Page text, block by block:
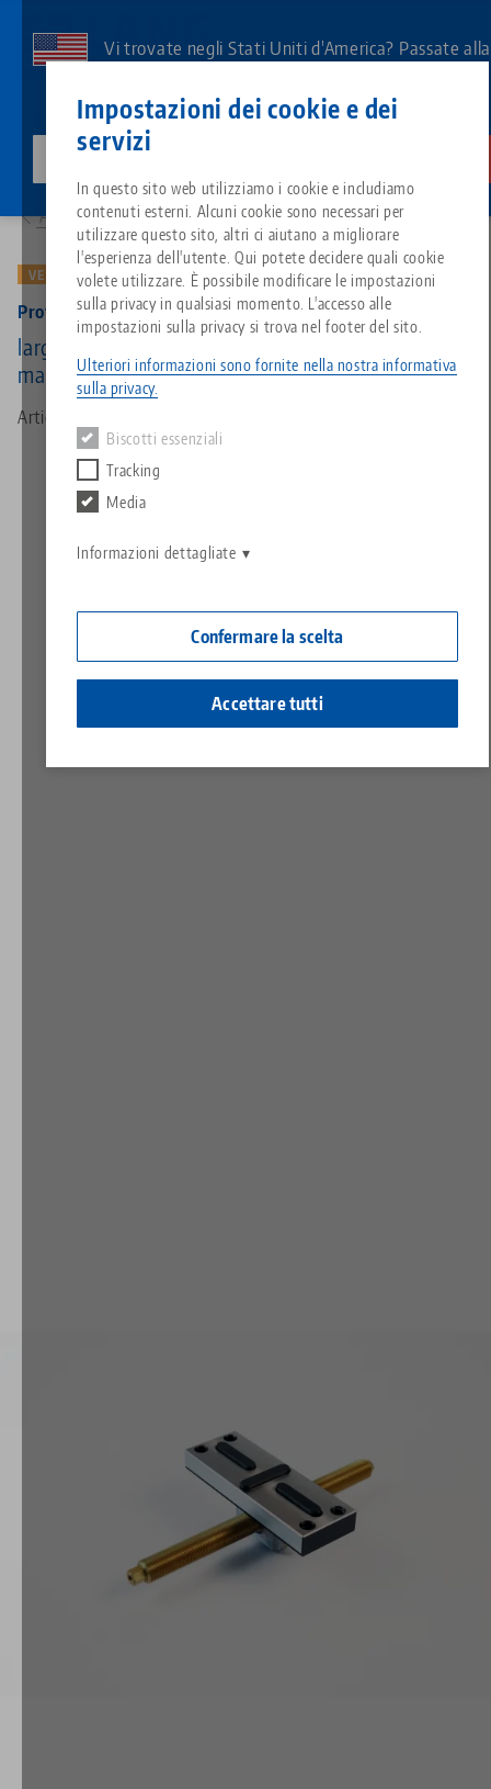
Impostazioni dei cookie e dei
servizi
In questo sito web utilizziamo i cookie e includiamo
contenuti esterni. Alcuni cookie sono necessari per
utilizzare questo sito, altri ci aiutano a migliorare
l'esperienza dell'utente. Qui potete decidere quali cookie
volete utilizzare. È possibile modificare le impostazioni
sulla privacy in qualsiasi momento. L'accesso alle
impostazioni sulla privacy si trova nel footer del sito.
Ulteriori informazioni sono fornite nella nostra informativa
sulla privacy.
Biscotti essenziali
Tracking
Media
Informazioni dettagliate
Confermare la scelta
Accettare tutti
contenuto
Vi trovate negli Stati Uniti d'America? Passate alla
specifici del Paese.
Tutto da un'unica fonte
Sistema di serraggio a punto
Sistemi di staffaggio
Gruppo di prodotti
Tipi di prodotto
Panoramica dei prodotti
Informazioni su LANG
Filosofia
Innovazioni
Download
FAQ
Richiesta catalogo
Blog
Notizie
Eventi
Prodotti abbinati
Siamo spiacenti. Non abbiamo trovato alcun risultato.
Vai alla pagina del prodotto
Servizi
Quicklinks
Search
Download
Downloads
Contatto
Breadcrumb
Alla panoramica dei prodotti
VECCHIA VERSIONE
Profilo 125, Ganascia centrale + mandrino
larghezza delle ganasce 125 mm, lunghezza del
mandrino 265 mm (vecchia versione)
Articolo n. 49150-TG